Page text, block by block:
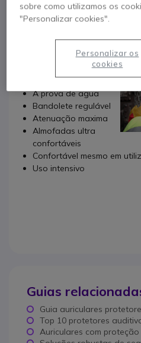
Headset anti ruido para
Caracteristicas
técnicas:
Especial ambientes
Ultra leve
Á prova de agua
Bandolete regulável
Atenuação maxima
Almofadas ultra
confortáveis
Confortável mesmo em
Uso intensivo
Guias
Guia auriculares
Top 10 protetores
Auriculares com
sobre como utilizamos os
"Personalizar cookies".
Personalizar os
cookies